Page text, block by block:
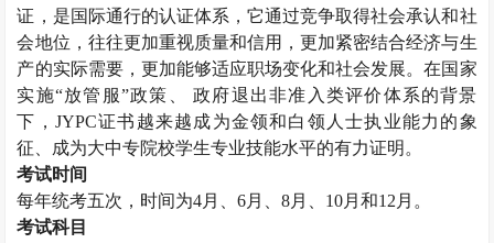
证，是国际通行的认证体系，它通过竞争取得社会承认和社
会地位，往往更加重视质量和信用，更加紧密结合经济与生
产的实际需要，更加能够适应职场变化和社会发展。在国家
实施“放管服”政策、 政府退出非准入类评价体系的背景
下， JYPC证书越来越成为金领和白领人士执业能力的象
征、成为大中专院校学生专业技能水平的有力证明。
考试时间
每年统考五次，时间为4月、6月、8月、 10月和12 月。
考试科目